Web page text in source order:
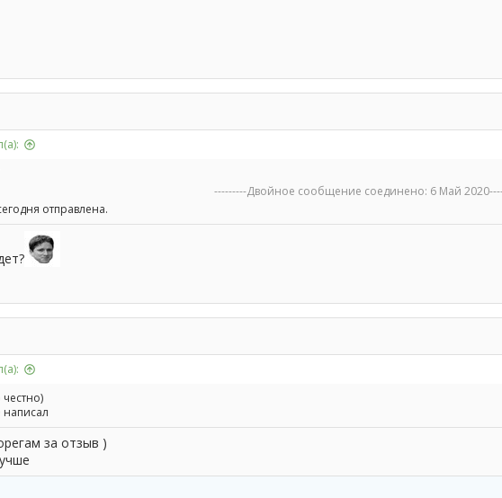
---------Двойное сообщение соединено: 6 Май 2020
отправлена.
написал
за отзыв )